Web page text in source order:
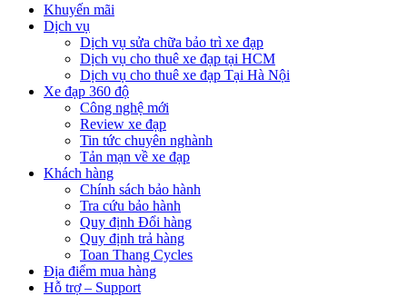
Khuyến mãi
Dịch vụ
Dịch vụ sửa chữa bảo trì xe đạp
Dịch vụ cho thuê xe đạp tại HCM
Dịch vụ cho thuê xe đạp Tại Hà Nội
Xe đạp 360 độ
Công nghệ mới
Review xe đạp
Tin tức chuyên nghành
Tản mạn về xe đạp
Khách hàng
Chính sách bảo hành
Tra cứu bảo hành
Quy định Đổi hàng
Quy định trả hàng
Toan Thang Cycles
Địa điểm mua hàng
Hỗ trợ – Support